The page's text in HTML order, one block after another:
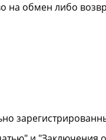
на обмен либо